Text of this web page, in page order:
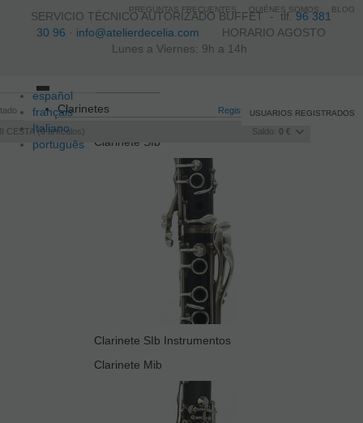
SERVICIO TÉCNICO AUTORIZADO BUFFET -tlf.96 381
30 96 · info@atelierdecelia.com HORARIO AGOSTO
Lunes a Viernes: 9h a 14h
español
français
Italiano
português
Registro /Iniciar sesión
CESTA 0artículos Saldo: 0 €
USUARIOS REGISTRADOS
Toggle
navigation
Clarinetes
Clarinete SIb
Clarinete SIb Instrumentos
Clarinete Mib
PREGUNTAS FRECUENTES QUIÉNES SOMOS BLOG